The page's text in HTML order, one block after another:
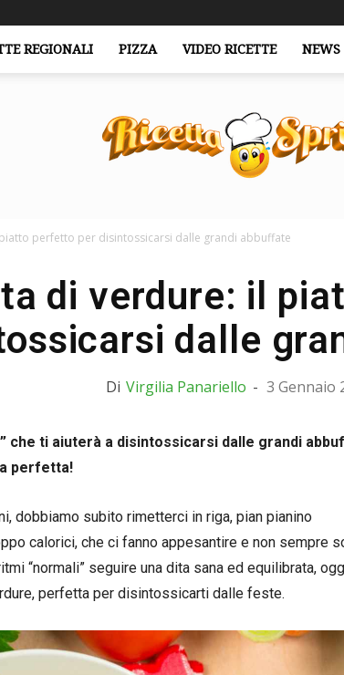
REGIONALI PIZZA VIDEO RICETTE NEWS
perfetto per disintossicarsi dalle grandi abbuffate
di verdure: il
dalle
Di Virgilia Panariello - 3 Gennaio
che ti aiuterà a disintossicarsi dalle grandi
perfetta!
dobbiamo subito rimetterci in riga, pian pianino
calorici, che ci fanno appesantire e non sempre
“normali” seguire una dita sana ed equilibrata,
perfetta per disintossicarti dalle feste.